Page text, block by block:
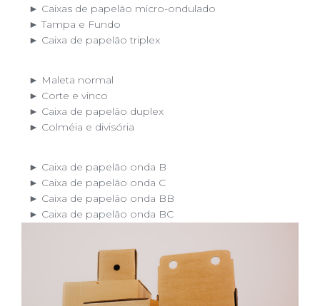
► Caixas de papelão micro-ondulado
► Tampa e Fundo
► Caixa de papelão triplex
► Maleta normal
► Corte e vinco
► Caixa de papelão duplex
► Colméia e divisória
► Caixa de papelão onda B
► Caixa de papelão onda C
► Caixa de papelão onda BB
► Caixa de papelão onda BC